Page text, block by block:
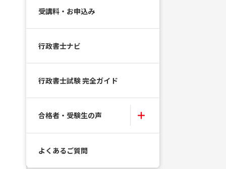
受講料・お申込み
行政書士ナビ
行政書士試験 完全ガイド
合格者・受験生の声
よくあるご質問